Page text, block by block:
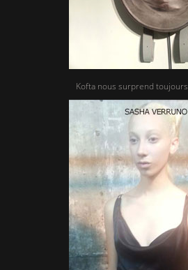
Kofta nous surprend toujours